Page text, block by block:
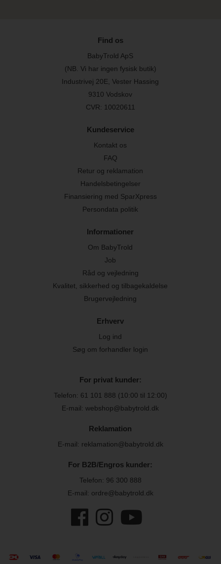
Find os
BabyTrold ApS
(NB. Vi har ingen fysisk butik)
Industrivej 20E, Vester Hassing
9310 Vodskov
CVR: 10020611
Kundeservice
Kontakt os
FAQ
Retur og reklamation
Handelsbetingelser
Finansiering med SparXpress
Persondata politik
Informationer
Om BabyTrold
Job
Råd og vejledning
Kvalitet, sikkerhed og tilbagekaldelse
Brugervejledning
Erhverv
Log ind
Søg om forhandler login
For privat kunder:
Telefon: 61 101 888 (10:00 til 12:00)
E-mail: webshop@babytrold.dk
Reklamation
E-mail: reklamation@babytrold.dk
For B2B/Engros kunder:
Telefon: 96 300 888
E-mail: ordre@babytrold.dk